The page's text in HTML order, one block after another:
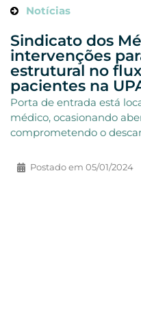
Notícias
Sindicato dos
intervenções
estrutural no
pacientes na
Porta de entrada está
médico, ocasionando
comprometendo o
Postado em 05/01/2024